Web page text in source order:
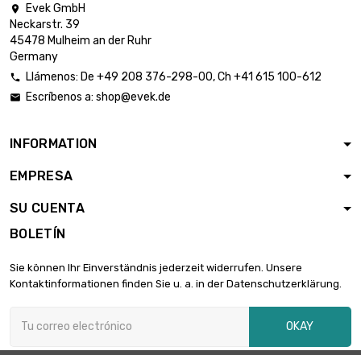
largo : 800mm
ancho : 200mm
Espesor / Fuerza :

Evek GmbH
Neckarstr. 39
45478 Mulheim an der Ruhr
Germany
 Llámenos: De +49 208 376-298-00, Ch +41 615 100-612
 Escríbenos a: shop@evek.de
INFORMATION
EMPRESA
SU CUENTA
BOLETÍN
Sie können Ihr Einverständnis jederzeit widerrufen. Unsere
Kontaktinformationen finden Sie u. a. in der Datenschutzerklärung.
OKAY